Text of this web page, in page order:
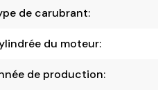
de carubrant:
du moteur:
de production: